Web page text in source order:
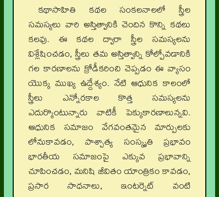
కథాసాహితి కథల సంకలనాలలో స్త్రీల
సమస్యలు వారి అస్తిత్వానికి చెందిన కొన్ని కథలు
కలవు. ఈ కథల ద్వారా స్త్రీల సమస్యలను
విశ్లేషించడం, స్త్రీలు తమ అస్తిత్వాన్ని కోల్పోవడానికి
గల కారణాలను క్రోడీకరించి చెప్పడం ఈ వ్యాసం
యొక్క ముఖ్య ఉద్దేశ్యం. నేటి ఆధునిక కాలంలో
స్త్రీలు ఎన్నోరకాల కొత్త సమస్యలను
ఎదుర్కొంటున్నారు వాటికీ పెక్కుకారణాలున్నవి.
ఆధునిక సమాజం వేగవంతమైన మార్పులకు
లోనుకావడం, పాశ్చాత్య సంస్కృతి ప్రభావం
భారతీయ సమాజంపై ఎక్కువ ప్రభావాన్ని
చూపించడం, మనిషి జీవితం యాంత్రికం కావడం,
ప్రసార సాధనాలు, ఇంటర్నెట్ వంటి